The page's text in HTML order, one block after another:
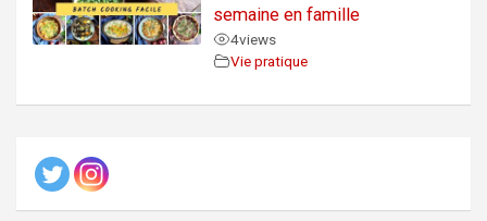
semaine en famille
4views
Vie pratique